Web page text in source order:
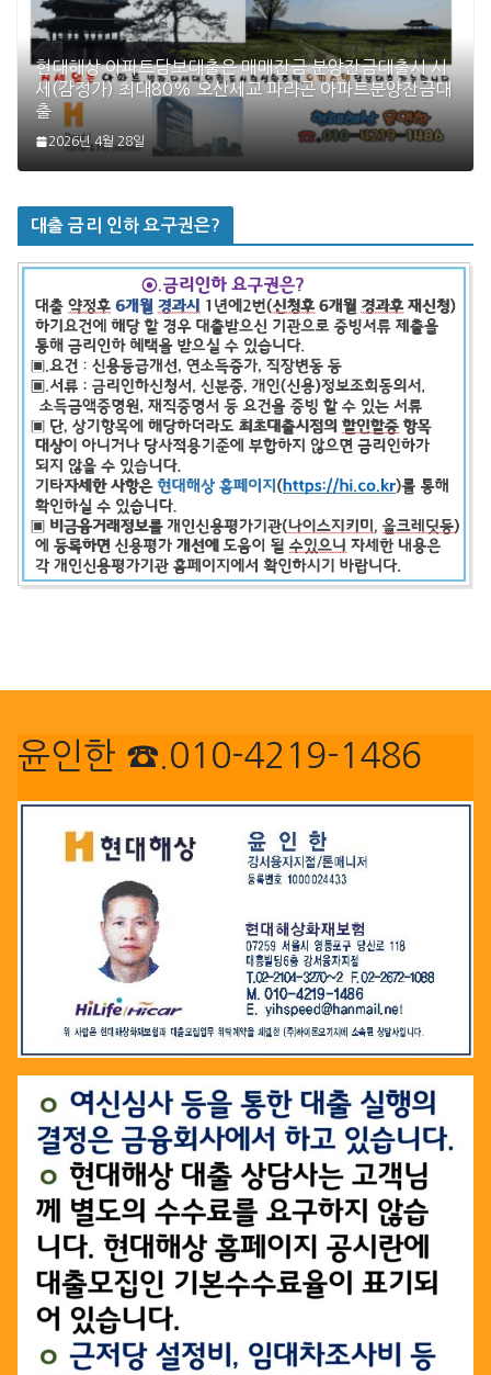
현대해상 아파트담보대출은 매매잔금 분양잔금대출시 시
세(감정가) 최대80% 오산세교 파라곤 아파트분양잔금대
출
2026년 4월 28일
대출 금리 인하 요구권은?
윤인한 ☎.010-4219-1486